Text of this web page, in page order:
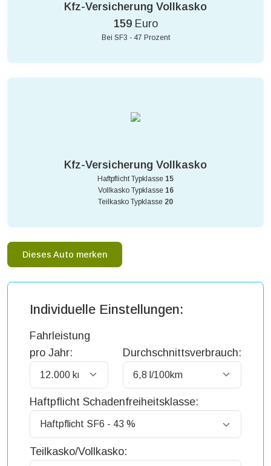
Kfz-Versicherung Vollkasko
159Euro
Bei SF3 - 47 Prozent
Kfz-Versicherung Vollkasko
Haftpflicht Typklasse 15
Vollkasko Typklasse 16
Teilkasko Typklasse 20
Dieses Auto merken
Individuelle Einstellungen:
Fahrleistung
pro Jahr:
Durchschnittsverbrauch:
Haftpflicht Schadenfreiheitsklasse:
Teilkasko/Vollkasko: